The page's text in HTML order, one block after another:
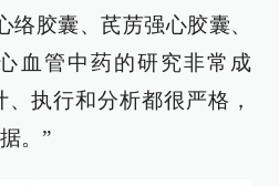
络胶囊、芪苈强心胶囊、
血管中药的研究非常成
执行和分析都很严格，
。”